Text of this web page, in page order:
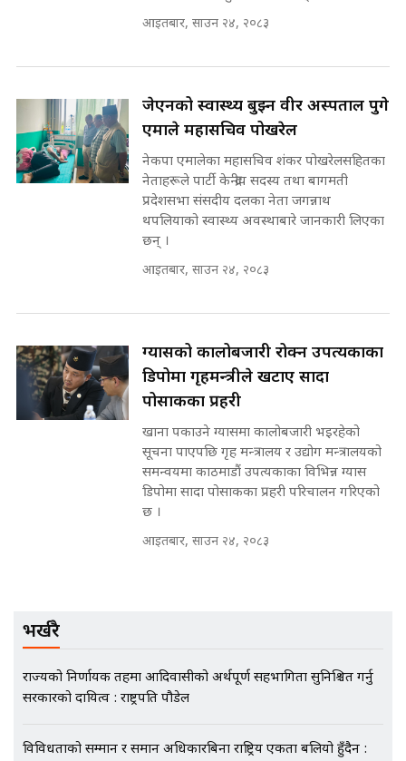
कहिले बन्ला चक्रपथ ? विस्तार कार्यमा
किन भइरहेछ ढिलाइ ?The Ring Road
Expansion Dilemma |
SIDHAKURA |
SIDHAKURA INVESTIGATION
मन्त्री र पूर्व मन्त्रीको ७८ लाख घुस डिलको
अडियो | FULL AUDIO |
SIDHAKURA |
मन्त्री राजकुमारलाई घुस दिने विचौलीया
||
नोट मन्त्रीलाई घुस | SIDHAKURA |
SIDHAKURA INVESTIGATION |
मृतकका परिवारप्रति मेडिकल काउन्सीलको
बदनियत ! न्याय खोज्दै भौतारिदै सुवास
|| THE REPORTER ||
भिजिट भिसामा गृह मन्त्रालयकै सेटिङः१
अर्ब बढी घुस!|| SIDHAKURA ||
आइतबार, साउन २४, २०८३
जेएनको स्वास्थ्य बुझ्न वीर अस्पताल पुगे
एमाले महासचिव पोखरेल
नेकपा एमालेका महासचिव शंकर पोखरेलसहितका
नेताहरूले पार्टी केन्द्रीय सदस्य तथा बागमती
प्रदेशसभा संसदीय दलका नेता जगन्नाथ
थपलियाको स्वास्थ्य अवस्थाबारे जानकारी लिएका
छन् ।
आइतबार, साउन २४, २०८३
ग्यासको कालोबजारी रोक्न उपत्यकाका
डिपोमा गृहमन्त्रीले खटाए सादा
पोसाकका प्रहरी
खाना पकाउने ग्यासमा कालोबजारी भइरहेको
सूचना पाएपछि गृह मन्त्रालय र उद्योग मन्त्रालयको
समन्वयमा काठमाडौं उपत्यकाका विभिन्न ग्यास
डिपोमा सादा पोसाकका प्रहरी परिचालन गरिएको
छ ।
आइतबार, साउन २४, २०८३
भर्खरै
राज्यको निर्णायक तहमा आदिवासीको अर्थपूर्ण सहभागिता सुनिश्चित गर्नु
सरकारको दायित्व : राष्ट्रपति पौडेल
विविधताको सम्मान र समान अधिकारबिना राष्ट्रिय एकता बलियो हुँदैन :